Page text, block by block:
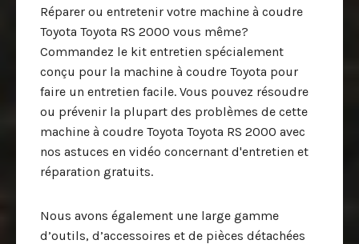
Réparer ou entretenir votre machine à coudre
Toyota Toyota RS 2000 vous même?
Commandez le kit entretien spécialement
conçu pour la machine à coudre Toyota pour
faire un entretien facile. Vous pouvez résoudre
ou prévenir la plupart des problèmes de cette
machine à coudre Toyota Toyota RS 2000 avec
nos astuces en vidéo concernant d'entretien et
réparation gratuits.
Nous avons également une large gamme
d’outils, d’accessoires et de pièces détachées